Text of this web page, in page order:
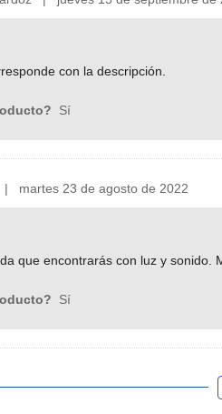
con la descripción.
Sí
23 de agosto de 2022
que encontrarás con luz y sonido.
Sí